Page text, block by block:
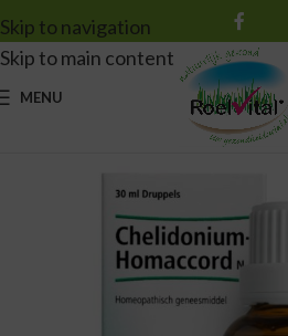
Skip to navigation
Skip to main content
MENU